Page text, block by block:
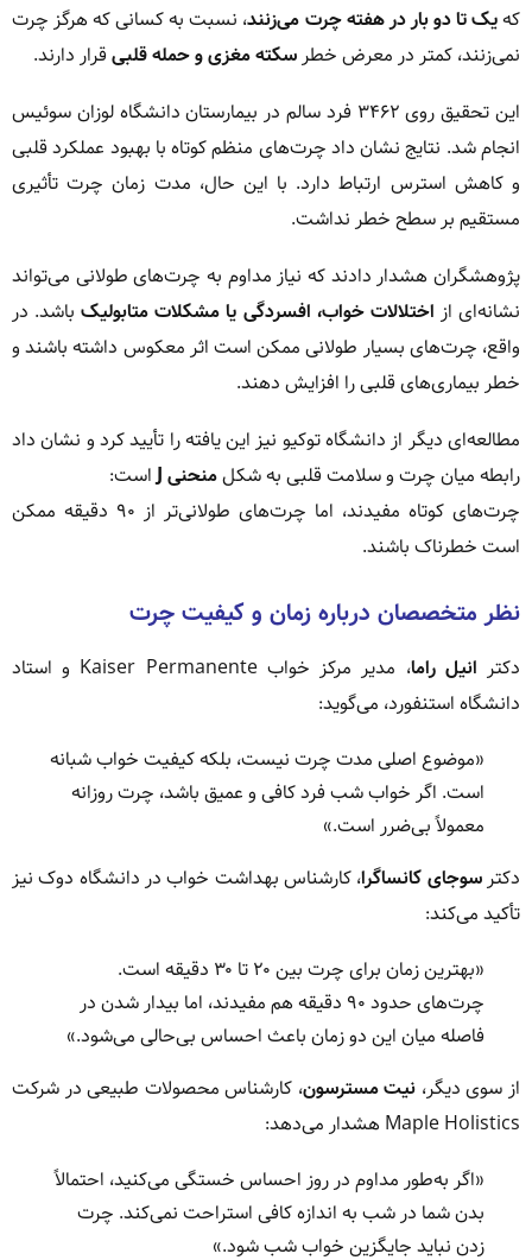
کهیک تا دو بار در هفته چرت می‌زنند، نسبت به کسانی که هرگز چرت
نمی‌زنند، کمتر در معرض خطر سکته مغزی و حمله قلبی قرار دارند.
این تحقیق روی ۳۴۶۲ فرد سالم در بیمارستان دانشگاه لوزان سوئیس
انجام شد. نتایج نشان داد چرت‌های منظم کوتاه با بهبود عملکرد قلبی
و کاهش استرس ارتباط دارد. با این حال، مدت زمان چرت تأثیری
مستقیم بر سطح خطر نداشت.
پژوهشگران هشدار دادند که نیاز مداوم به چرت‌های طولانی می‌تواند
نشانه‌ای از اختلالات خواب، افسردگی یا مشکلات متابولیکباشد. در
واقع، چرت‌های بسیار طولانی ممکن است اثر معکوس داشته باشند و
خطر بیماری‌های قلبی را افزایش دهند.
مطالعه‌ای دیگر از دانشگاه توکیو نیز این یافته را تأیید کرد و نشان داد
رابطه میان چرت و سلامت قلبی به شکلمنحنی J است:
چرت‌های کوتاه مفیدند، اما چرت‌های طولانی‌تر از ۹۰ دقیقه ممکن
است خطرناک باشند.
نظر متخصصان درباره زمان و کیفیت چرت
دکتر انیل راما
، مدیر مرکز خواب Kaiser Permanente و استاد
دانشگاه استنفورد، می‌گوید:
«موضوع اصلی مدت چرت نیست، بلکه کیفیت خواب شبانه
است. اگر خواب شب فرد کافی و عمیق باشد، چرت روزانه
معمولاً بی‌ضرر است.»
دکترسوجای کانساگرا، کارشناس بهداشت خواب در دانشگاه دوک نیز
تأکید می‌کند:
«بهترین زمان برای چرت بین ۲۰ تا ۳۰ دقیقه است.
چرت‌های حدود ۹۰ دقیقه هم مفیدند، اما بیدار شدن در
فاصله میان این دو زمان باعث احساس بی‌حالی می‌شود.»
از سوی دیگر، نیت مسترسون، کارشناس محصولات طبیعی در شرکت
Maple Holistics هشدار می‌دهد:
«اگر به‌طور مداوم در روز احساس خستگی می‌کنید، احتمالاً
بدن شما در شب به اندازه کافی استراحت نمی‌کند. چرت
زدن نباید جایگزین خواب شب شود.»